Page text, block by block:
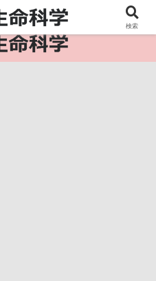
の情報インフラ。
検索